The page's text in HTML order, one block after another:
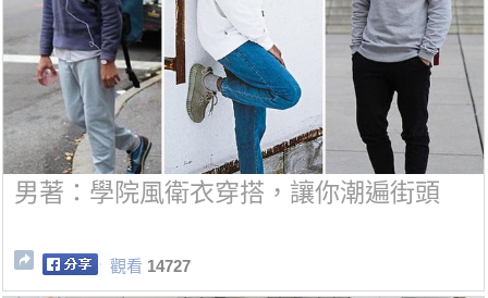
男著：學院風衛衣穿搭，讓你潮遍街頭
觀看 14727